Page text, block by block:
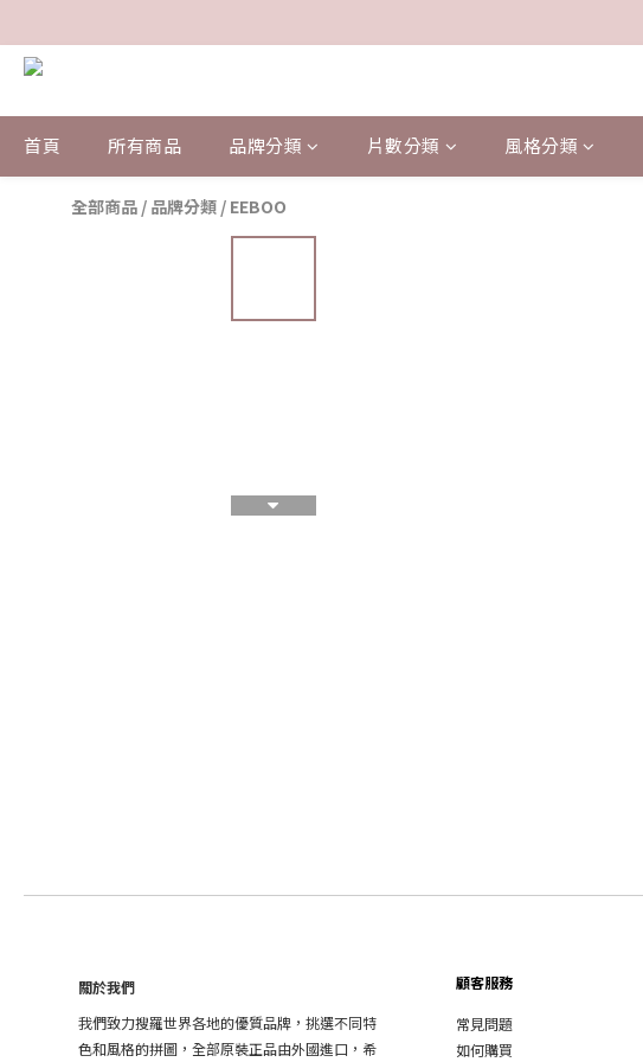
首頁 所有商品 品牌分類 片數分類 風格分類
全部商品 / 品牌分類 / EEBOO
關於我們
我們致力搜羅世界各地的優質品牌，挑選不同特
色和風格的拼圖，全部原裝正品由外國進口，希
顧客服務
常見問題
如何購買